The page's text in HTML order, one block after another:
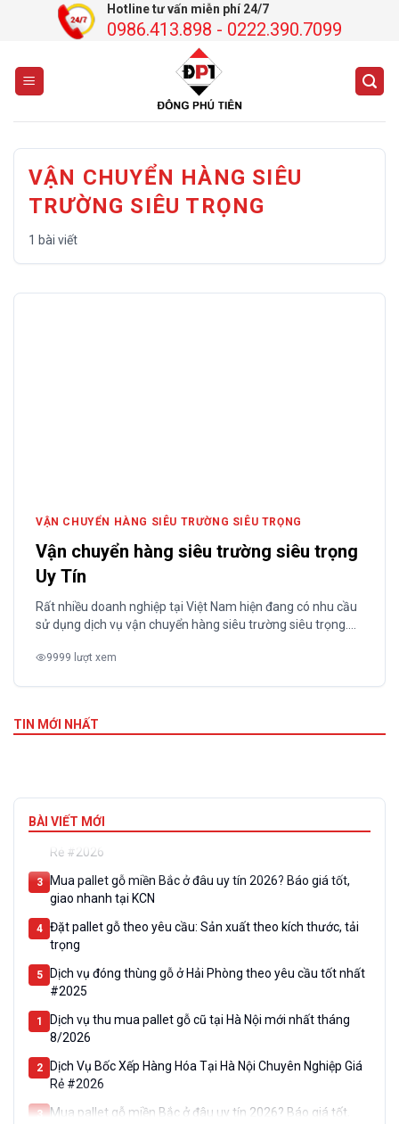
dung
Hotline tư vấn miễn phí 24/7
0986.413.898 - 0222.390.7099
VẬN CHUYỂN HÀNG SIÊU
TRƯỜNG SIÊU TRỌNG
1 bài viết
VẬN CHUYỂN HÀNG SIÊU TRƯỜNG SIÊU TRỌNG
Vận chuyển hàng siêu trường siêu trọng
Uy Tín
Rất nhiều doanh nghiệp tại Việt Nam hiện đang có nhu cầu
sử dụng dịch vụ vận chuyển hàng siêu trường siêu trọng.
các quy định, quy trình thực hiện dịch vụ này như thế nào.
9999 lượt xem
TIN MỚI NHẤT
BÀI VIẾT MỚI
8/2026
2
Dịch Vụ Bốc Xếp Hàng Hóa Tại Hà Nội Chuyên Nghiệp Giá
Rẻ #2026
3
Mua pallet gỗ miền Bắc ở đâu uy tín 2026? Báo giá tốt,
giao nhanh tại KCN
4
Đặt pallet gỗ theo yêu cầu: Sản xuất theo kích thước, tải
trọng
5
Dịch vụ đóng thùng gỗ ở Hải Phòng theo yêu cầu tốt nhất
#2025
1
Dịch vụ thu mua pallet gỗ cũ tại Hà Nội mới nhất tháng
8/2026
2
Dịch Vụ Bốc Xếp Hàng Hóa Tại Hà Nội Chuyên Nghiệp Giá
Rẻ #2026
3
Mua pallet gỗ miền Bắc ở đâu uy tín 2026? Báo giá tốt,